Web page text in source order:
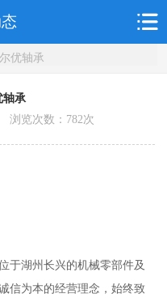
优轴承
轴承
览次数： 782次
于湖州长兴的机械零部件及
信为本的经营理念，始终致